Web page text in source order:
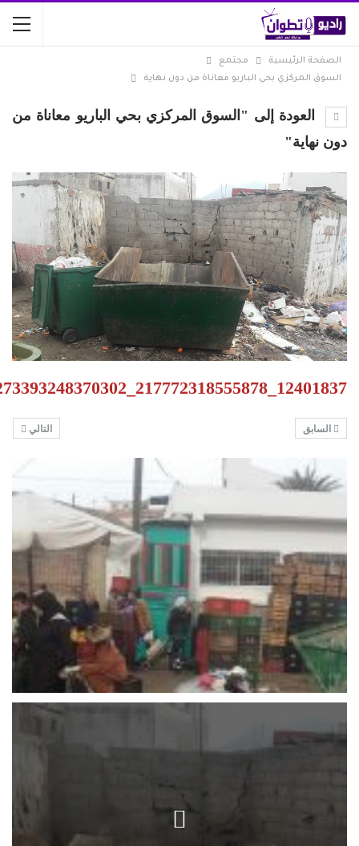
الصفحة الرئيسية
مجتمع
السوق المركزي بحي الباريو معاناة من دون نهاية
العودة إلى "السوق المركزي بحي الباريو معاناة من
دون نهاية"
12401837_217772318555878_1660273393248370302_o
التالي السابق